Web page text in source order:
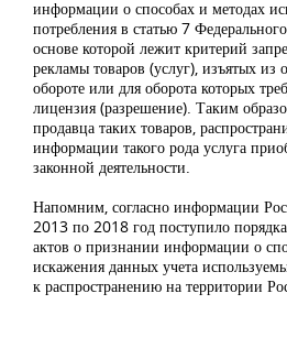
информации о способах и методах
потребления в статью 7
основе которой лежит критерий
рекламы товаров (услуг), изъятых из
обороте или для оборота которых
лицензия (разрешение). Таким
продавца таких товаров,
информации такого рода услуга
законной деятельности.
Напомним, согласно информации
2013 по 2018 год поступило
актов о признании информации о
искажения данных учета
к распространению на территории